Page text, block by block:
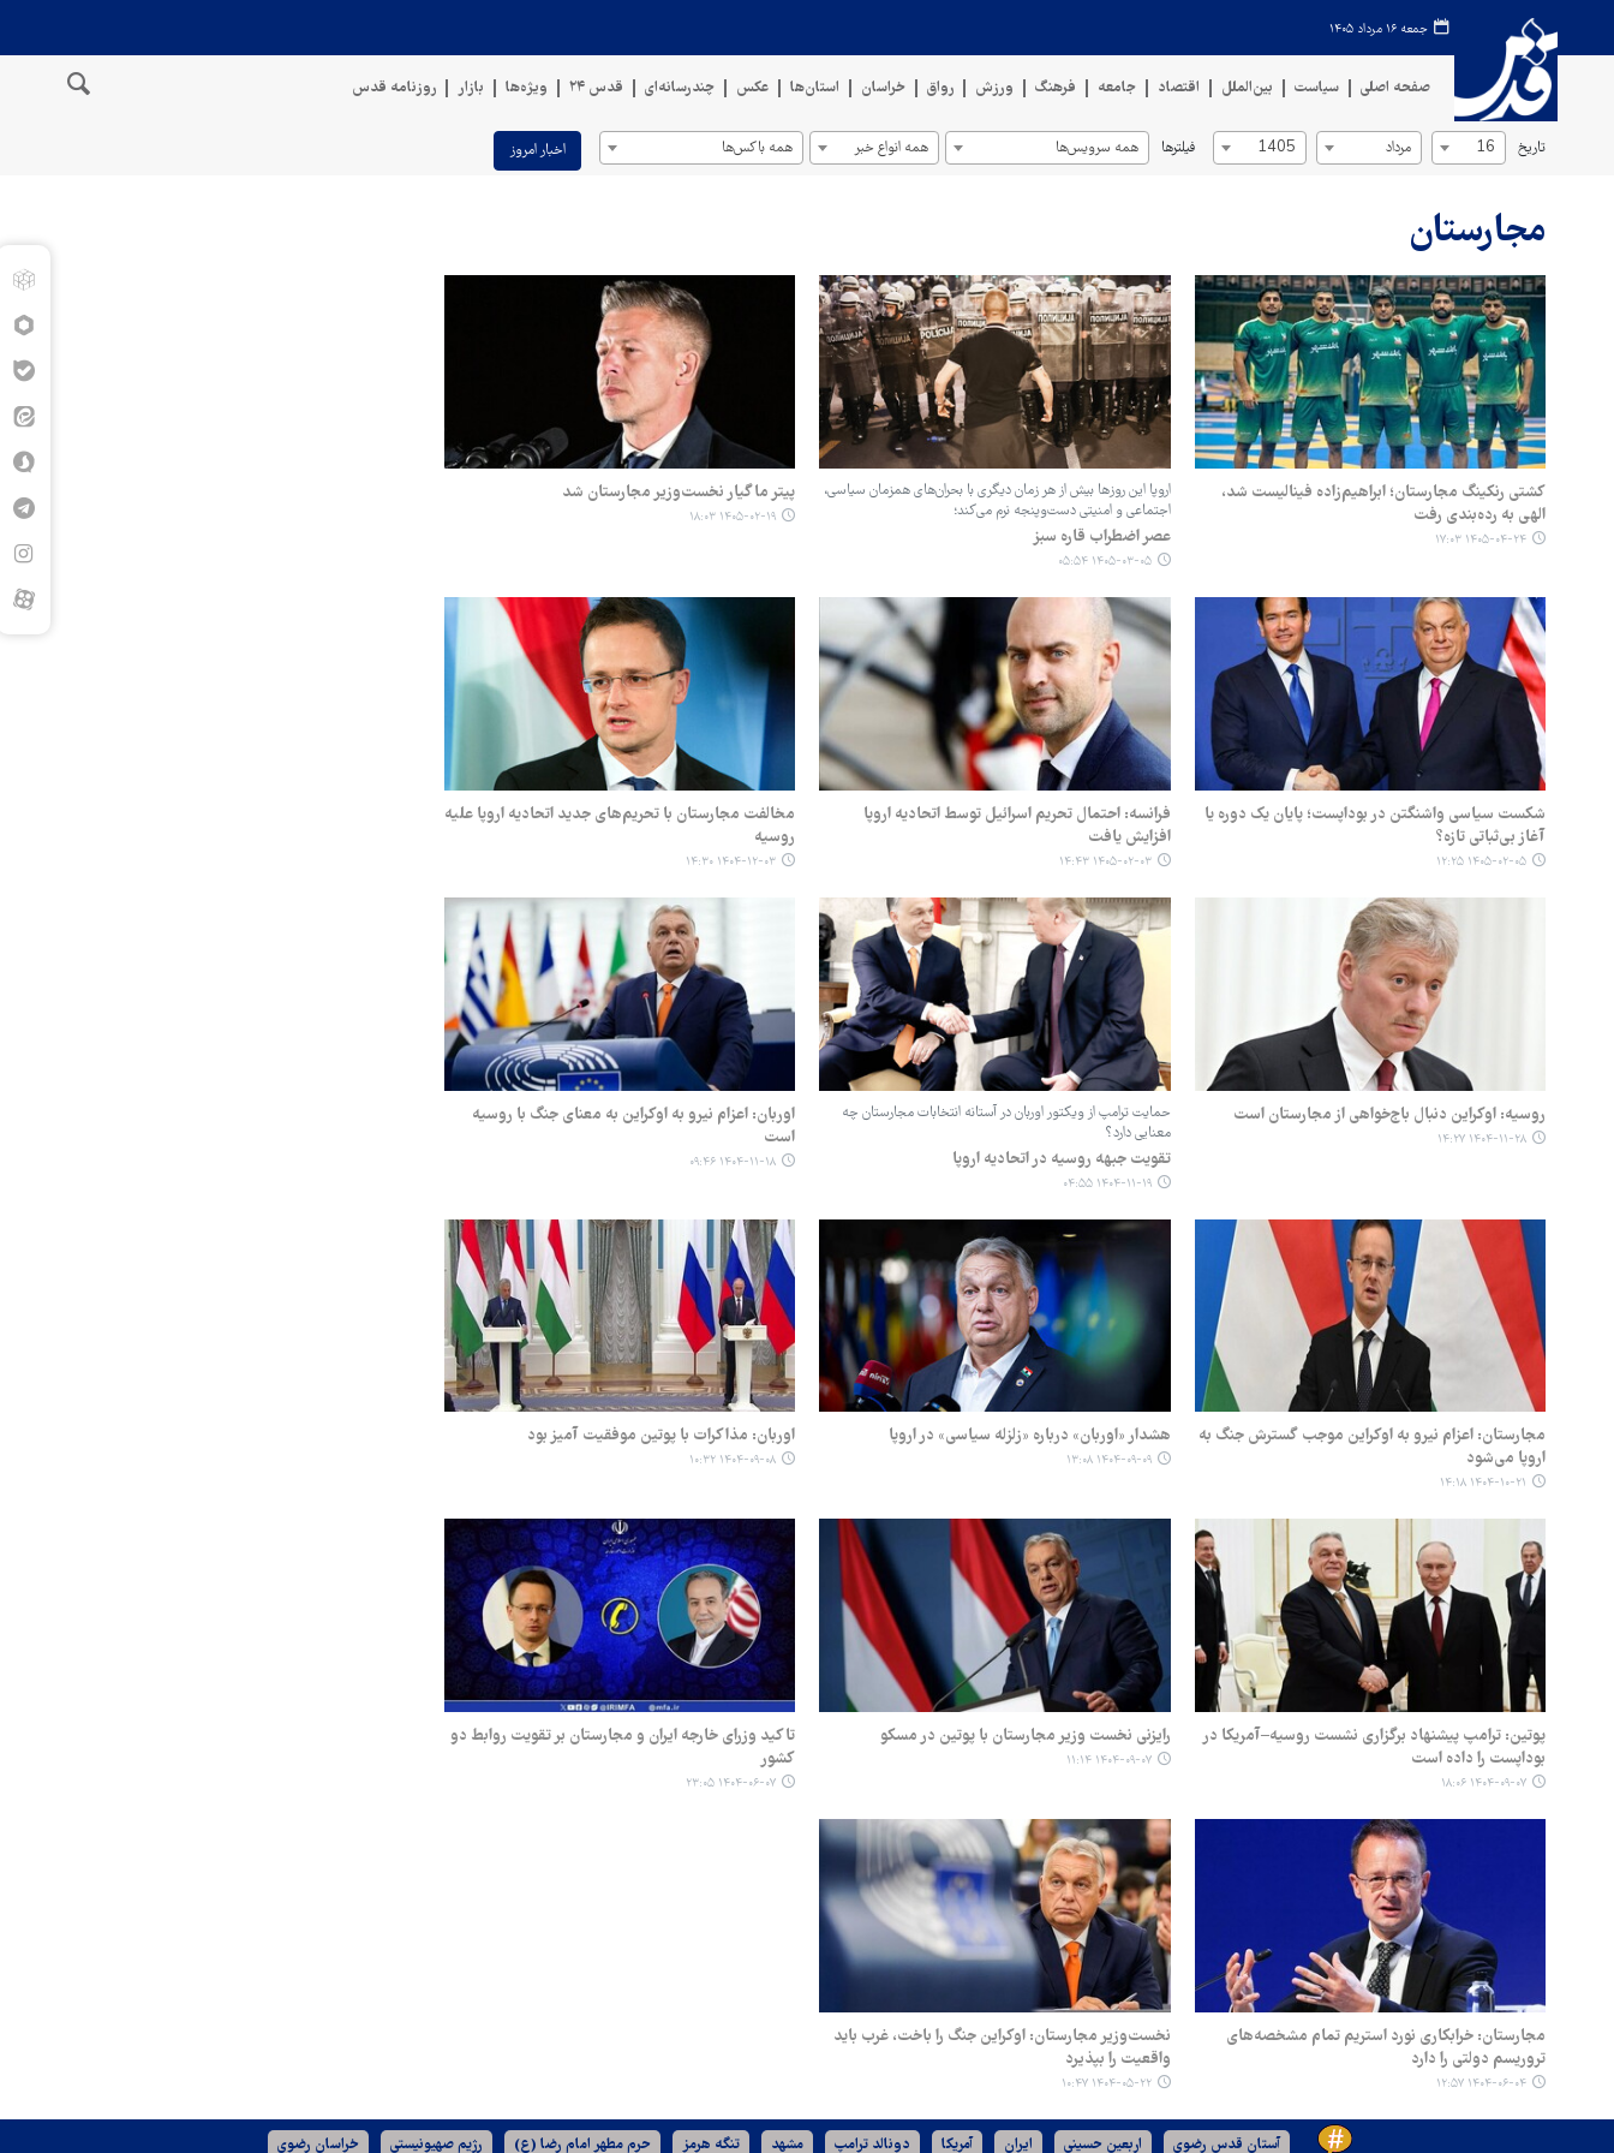
جمعه ۱۶ مرداد ۱۴۰۵
صفحه اصلی سیاست بین‌الملل اقتصاد جامعه فرهنگ ورزش رواق خراسان استان‌ها عکس چندرسانه‌ای قدس ۲۴ ویژه‌ها بازار روزنامه قدس
تاریخ 16 مرداد 1405 فیلترها همه سرویس‌ها همه انواع خبر همه باکس‌ها اخبار امروز
مجارستان
کشتی رنکینگ مجارستان؛ ابراهیم‌زاده فینالیست شد،
الهی به رده‌بندی رفت
۱۴۰۵-۰۴-۲۴ ۱۷:۰۳
اروپا این روزها بیش از هر زمان دیگری با بحران‌های همزمان سیاسی،
اجتماعی و امنیتی دست‌وپنجه نرم می‌کند؛
عصر اضطراب قاره سبز
۱۴۰۵-۰۳-۰۵ ۰۵:۵۴
پیتر ماگیار نخست‌وزیر مجارستان شد
۱۴۰۵-۰۲-۱۹ ۱۸:۰۳
شکست سیاسی واشنگتن در بوداپست؛ پایان یک دوره یا
آغاز بی‌ثباتی تازه؟
۱۴۰۵-۰۲-۰۵ ۱۲:۲۵
فرانسه: احتمال تحریم اسرائیل توسط اتحادیه اروپا
افزایش یافت
۱۴۰۵-۰۲-۰۳ ۱۴:۴۳
مخالفت مجارستان با تحریم‌های جدید اتحادیه اروپا علیه
روسیه
۱۴۰۴-۱۲-۰۳ ۱۴:۳۰
روسیه: اوکراین دنبال باج‌خواهی از مجارستان است
۱۴۰۴-۱۱-۲۸ ۱۴:۲۷
حمایت ترامپ از ویکتور اوربان در آستانه انتخابات مجارستان چه
معنایی دارد؟
تقویت جبهه روسیه در اتحادیه اروپا
۱۴۰۴-۱۱-۱۹ ۰۴:۵۵
اوربان: اعزام نیرو به اوکراین به معنای جنگ با روسیه
است
۱۴۰۴-۱۱-۱۸ ۰۹:۴۶
مجارستان: اعزام نیرو به اوکراین موجب گسترش جنگ به
اروپا می‌شود
۱۴۰۴-۱۰-۲۱ ۱۴:۱۸
هشدار «اوربان» درباره «زلزله سیاسی» در اروپا
۱۴۰۴-۰۹-۰۹ ۱۳:۰۸
اوربان: مذاکرات با پوتین موفقیت آمیز بود
۱۴۰۴-۰۹-۰۸ ۱۰:۳۲
پوتین: ترامپ پیشنهاد برگزاری نشست روسیه–آمریکا در
بوداپست را داده است
۱۴۰۴-۰۹-۰۷ ۱۸:۰۶
رایزنی نخست وزیر مجارستان با پوتین در مسکو
۱۴۰۴-۰۹-۰۷ ۱۱:۱۴
تاکید وزرای خارجه ایران و مجارستان بر تقویت روابط دو
کشور
۱۴۰۴-۰۶-۰۷ ۲۳:۰۵
مجارستان: خرابکاری نورد استریم تمام مشخصه‌های
تروریسم دولتی را دارد
۱۴۰۴-۰۶-۰۴ ۱۲:۵۷
نخست‌وزیر مجارستان: اوکراین جنگ را باخت، غرب باید
واقعیت را بپذیرد
۱۴۰۴-۰۵-۲۲ ۱۰:۴۷
آستان قدس رضوی اربعین حسینی ایران آمریکا دونالد ترامپ مشهد تنگه هرمز حرم مطهر امام رضا (ع) رژیم صهیونیستی خراسان رضوی